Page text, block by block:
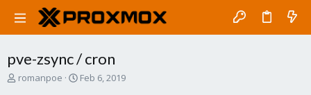
pve-zsync / cron
Tromanpoe
S
Feb 6, 2019